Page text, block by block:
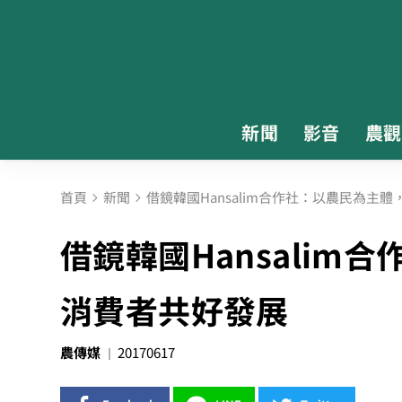
新聞 影音 農
首頁 新聞 借鏡韓國Hansalim合作社：以農民為主體
借鏡韓國Hansalim合
消費者共好發展
農傳媒 20170617